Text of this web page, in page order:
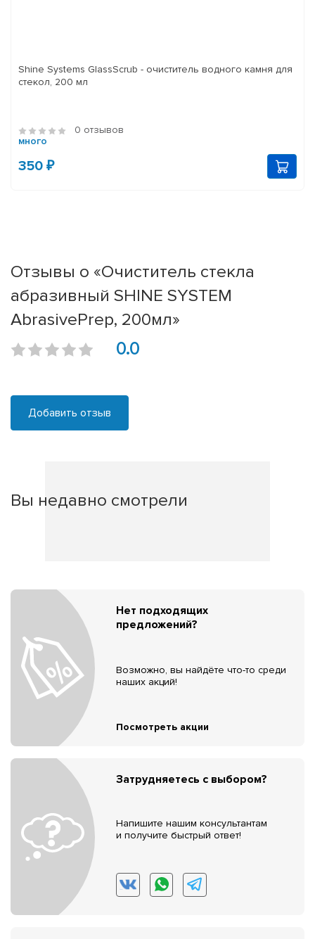
Shine Systems GlassScrub - очиститель водного камня для
стекол, 200 мл
0 отзывов
много
350 ₽
Отзывы о «Очиститель стекла
абразивный SHINE SYSTEM
AbrasivePrep, 200мл»
0.0
Добавить отзыв
Вы недавно смотрели
Нет подходящих
предложений?
Возможно, вы найдёте что-то среди
наших акций!
Посмотреть акции
Затрудняетесь с выбором?
Напишите нашим консультантам
и получите быстрый ответ!